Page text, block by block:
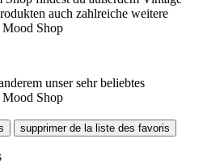
supprimer de la liste des favoris